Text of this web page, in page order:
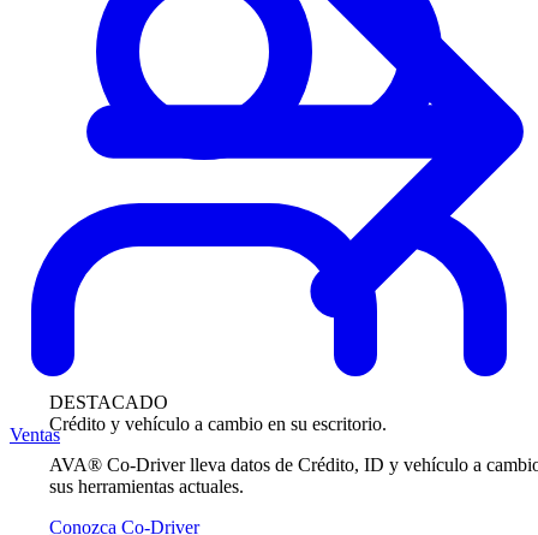
DESTACADO
Crédito y vehículo a cambio en su escritorio.
AVA® Co-Driver lleva datos de Crédito, ID y vehículo a
sus herramientas actuales.
Conozca Co-Driver
Ventas